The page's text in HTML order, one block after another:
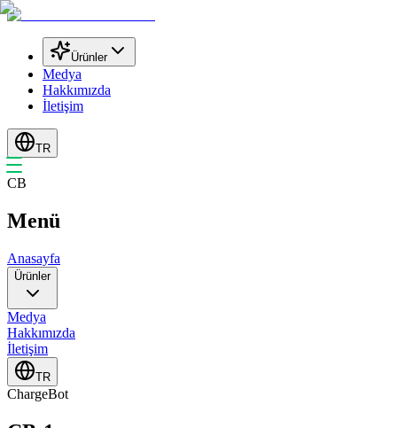
Ürünler
Medya
Hakkımızda
İletişim
TR
CB
Menü
Anasayfa
Ürünler
Medya
Hakkımızda
İletişim
TR
ChargeBot